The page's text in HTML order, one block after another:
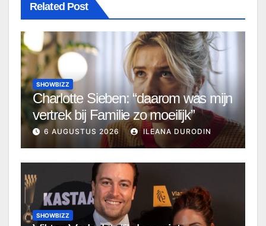
Related Post
SHOWBIZZ
Charlotte Sieben: “daarom was mijn
vertrek bij Familie zo moeilijk”
6 AUGUSTUS 2026 ILEANA DURODIN
SHOWBIZZ